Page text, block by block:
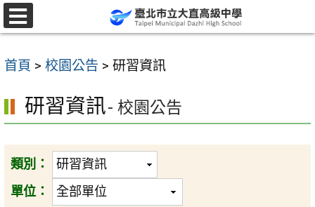
跳
至
要
容
首頁 > 校園公告 > 研習資訊
研習資訊- 校園公告
類別：
單位：
選
單